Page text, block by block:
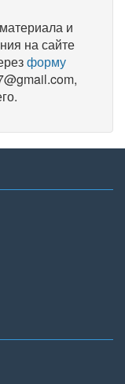
и
на сайте
форму